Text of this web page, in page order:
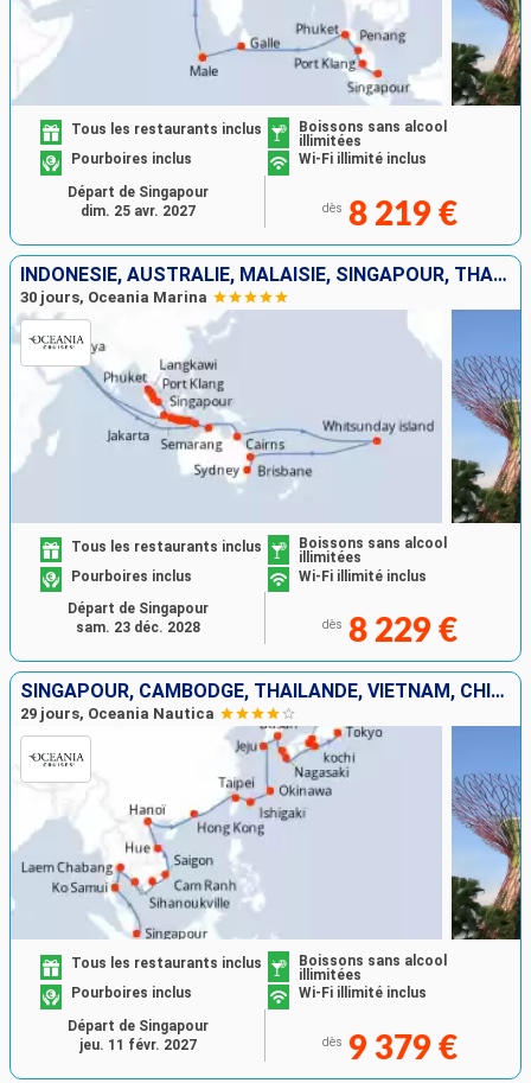
Tous les restaurants inclus
Boissons sans alcool
illimitées
Pourboires inclus
Wi-Fi illimité inclus
dès 8 219 €
Départ de Singapour
dim. 25 avr. 2027
INDONÉSIE, AUSTRALIE, MALAISIE, SINGAPOUR, THAÏLANDE
30 jours, Oceania Marina
Tous les restaurants inclus
Boissons sans alcool
illimitées
Pourboires inclus
Wi-Fi illimité inclus
dès 8 229 €
Départ de Singapour
sam. 23 déc. 2028
SINGAPOUR, CAMBODGE, THAÏLANDE, VIETNAM, CHINE, TAÏWAN, JAPON, CORÉE DU SUD
29 jours, Oceania Nautica
Tous les restaurants inclus
Boissons sans alcool
illimitées
Pourboires inclus
Wi-Fi illimité inclus
dès 9 379 €
Départ de Singapour
jeu. 11 févr. 2027